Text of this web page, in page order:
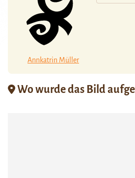
Annkatrin Müller
Wo wurde das Bild